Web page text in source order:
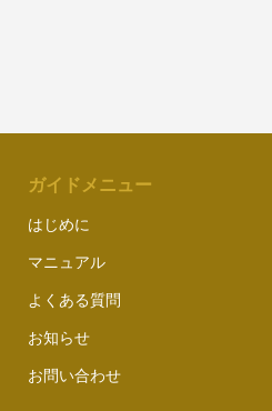
ガイドメニュー
はじめに
マニュアル
よくある質問
お知らせ
お問い合わせ